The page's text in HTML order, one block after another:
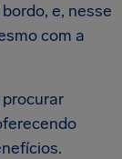
e, nesse
com a